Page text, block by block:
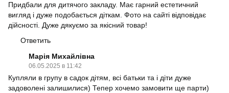
Придбали для дитячого закладу. Має гарний естетичний
вигляд і дуже подобається діткам. Фото на сайті відповідає
дійсності. Дуже дякуємо за якісний товар!
Ответить
Марія Михайлівна
06.05.2025 в 11:42
Купляли в групу в садок дітям, всі батьки та і діти дуже
задоволені залишилися) Тепер хочемо замовити ще парти)